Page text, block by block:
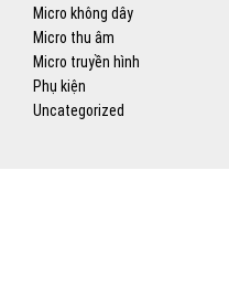
Micro không dây
Micro thu âm
Micro truyền hình
Phụ kiện
Uncategorized